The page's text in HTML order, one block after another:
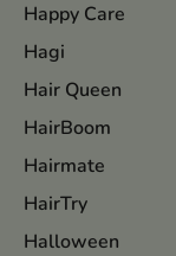
Happy Care
Hagi
Hair Queen
HairBoom
Hairmate
HairTry
Halloween